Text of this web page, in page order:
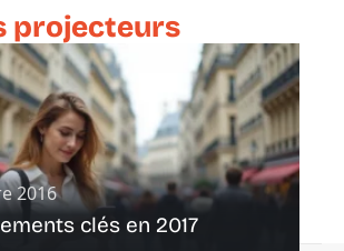
projecteurs
2016
clés en 2017